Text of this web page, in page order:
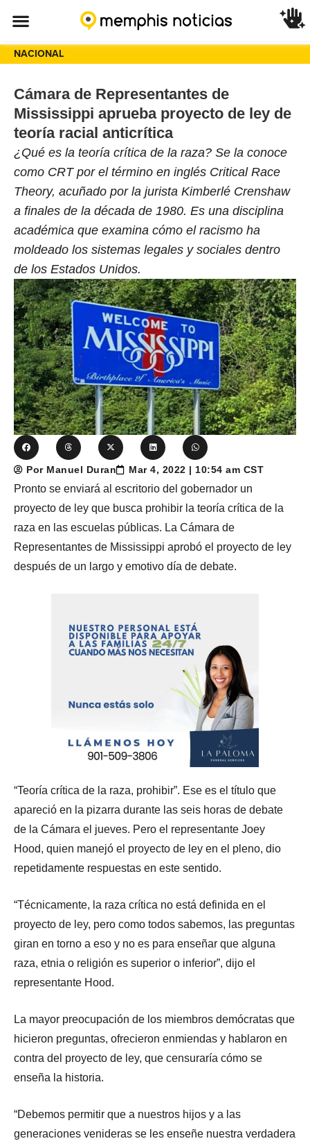
NACIONAL
Cámara de Representantes de
Mississippi aprueba proyecto de ley de
teoría racial anticrítica
¿Qué es la teoría crítica de la raza? Se la conoce
como CRT por el término en inglés Critical Race
Theory, acuñado por la jurista Kimberlé Crenshaw
a finales de la década de 1980. Es una disciplina
académica que examina cómo el racismo ha
moldeado los sistemas legales y sociales dentro
de los Estados Unidos.
Por Manuel Duran Mar 4, 2022 | 10:54 am CST
Pronto se enviará al escritorio del gobernador un
proyecto de ley que busca prohibir la teoría crítica de la
raza en las escuelas públicas. La Cámara de
Representantes de Mississippi aprobó el proyecto de ley
después de un largo y emotivo día de debate.
“Teoría crítica de la raza, prohibir”. Ese es el título que
apareció en la pizarra durante las seis horas de debate
de la Cámara el jueves. Pero el representante Joey
Hood, quien manejó el proyecto de ley en el pleno, dio
repetidamente respuestas en este sentido.
“Técnicamente, la raza crítica no está definida en el
proyecto de ley, pero como todos sabemos, las preguntas
giran en torno a eso y no es para enseñar que alguna
raza, etnia o religión es superior o inferior”, dijo el
representante Hood.
La mayor preocupación de los miembros demócratas que
hicieron preguntas, ofrecieron enmiendas y hablaron en
contra del proyecto de ley, que censuraría cómo se
enseña la historia.
“Debemos permitir que a nuestros hijos y a las
generaciones venideras se les enseñe nuestra verdadera